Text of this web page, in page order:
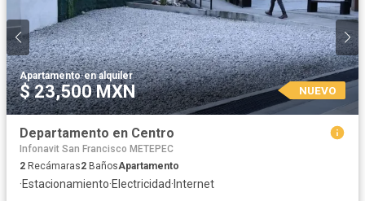
Apartamento·en alquiler
$ 23,500 MXN NUEVO
Departamento en Centro
Infonavit San Francisco METEPEC
2 Recámaras2 BañosApartamento
·Estacionamiento·Electricidad· Internet